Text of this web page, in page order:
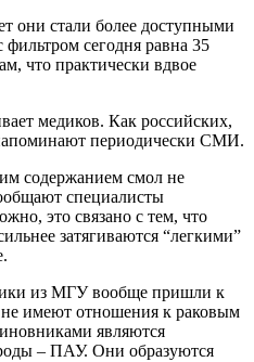
они стали более доступными
сегодня равна 35
что практически вдвое
медиков. Как российских,
периодически СМИ.
содержанием смол не
специалисты
это связано с тем, что
затягиваются “легкими”
из МГУ вообще пришли к
имеют отношения к раковым
являются
– ПАУ. Они образуются